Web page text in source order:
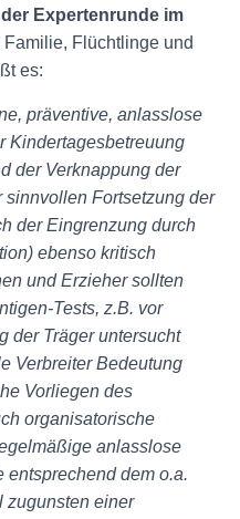
Expertenrunde im
Flüchtlinge und
es:
präventive, anlasslose
Kindertagesbetreuung
der Verknappung der
sinnvollen Fortsetzung der
der Eingrenzung durch
ebenso kritisch
und Erzieher sollten
Tests, z.B. vor
der Träger untersucht
Verbreiter Bedeutung
Vorliegen des
organisatorische
anlasslose
entsprechend dem o.a.
zugunsten einer